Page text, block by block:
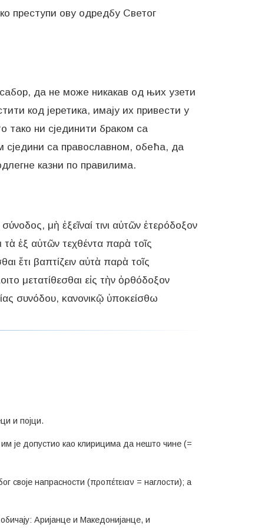
преступи ову одредбу Светог
да не може никакав од њих узети
код јеретика, имају их привести у
тако ни сјединити браком са
сједини са православном, обећа, да
казни по правилима.
μὴ ἐξεῖναί τινι αὐτῶν ἑτερόδοξον
ἐξ αὐτῶν τεχθέντα παρὰ τοῖς
ἔτι βαπτίζειν αὐτὰ παρὰ τοῖς
μετατίθεσθαι εἰς τὴν ὀρθόδοξον
συνόδου, κανονικῷ ὑποκείσθω
и појци.
је допустио као клирицима да нешто чине (=
своје напрасности (προπέτειαν = наглости); а
Аријанце и Македонијанце, и